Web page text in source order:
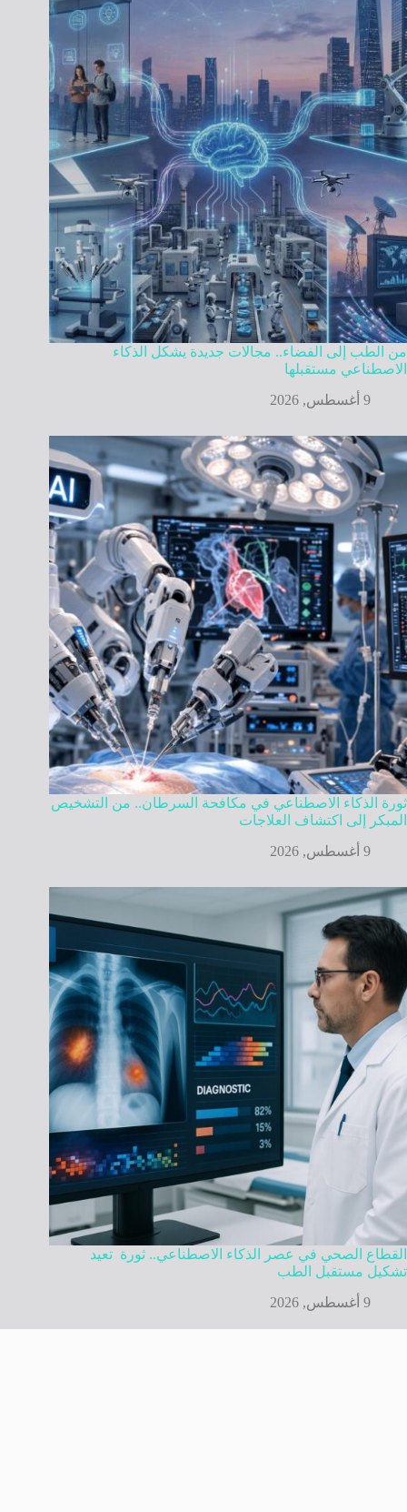
من الطب إلى الفضاء.. مجالات جديدة يشكل الذكاء
الاصطناعي مستقبلها
9 أغسطس, 2026
ثورة الذكاء الاصطناعي في مكافحة السرطان.. من التشخيص
المبكر إلى اكتشاف العلاجات
9 أغسطس, 2026
القطاع الصحي في عصر الذكاء الاصطناعي.. ثورة تعيد
تشكيل مستقبل الطب
9 أغسطس, 2026